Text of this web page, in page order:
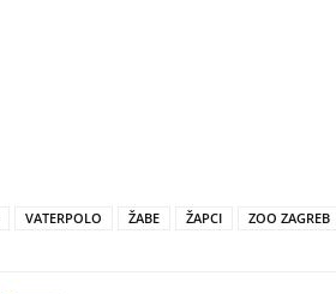
VATERPOLO ŽABE ŽAPCI ZOO ZAGREB